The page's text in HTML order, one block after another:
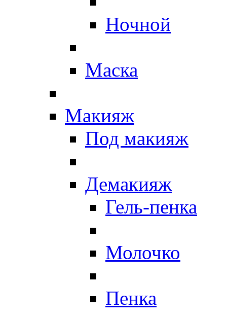
Ночной
Маска
Макияж
Под макияж
Демакияж
Гель-пенка
Молочко
Пенка